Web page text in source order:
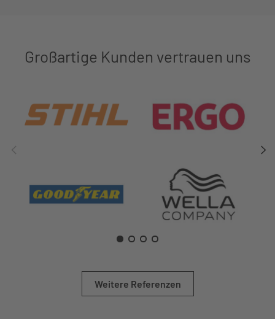
Großartige Kunden vertrauen uns
Weitere Referenzen